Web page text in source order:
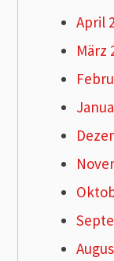
April
März